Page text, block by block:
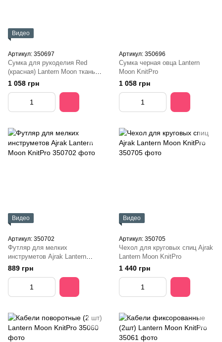
Видео
Артикул: 350697
Сумка для рукоделия Red
(красная) Lantern Moon ткань
KnitPro
1 058 грн
Артикул: 350696
Сумка черная овца Lantern
Moon KnitPro
1 058 грн
Видео
Артикул: 350702
Футляр для мелких
инструметов Ajrak Lantern
Moon KnitPro
889 грн
Видео
Артикул: 350705
Чехол для круговых спиц Ajrak
Lantern Moon KnitPro
1 440 грн